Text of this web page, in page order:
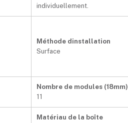
individuellement.
Méthode dinstallation
Surface
Nombre de modules (18mm)
11
Matériau de la boîte